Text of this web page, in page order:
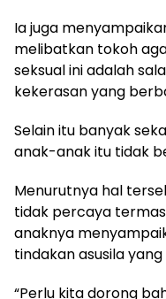
Ia juga
melibatkan tokoh
seksual ini adalah
kekerasan yang
Selain itu banyak
anak-anak itu tidak
Menurutnya hal
tidak percaya
anaknya
tindakan asusila
“Perlu kita dorong